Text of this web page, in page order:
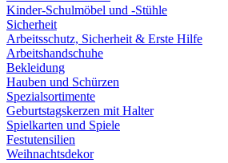
Kinder-Schulmöbel und -Stühle
Sicherheit
Arbeitsschutz, Sicherheit & Erste Hilfe
Arbeitshandschuhe
Bekleidung
Hauben und Schürzen
Spezialsortimente
Geburtstagskerzen mit Halter
Spielkarten und Spiele
Festutensilien
Weihnachtsdekor